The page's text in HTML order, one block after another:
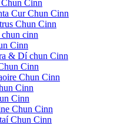
Cinn
Cur Chun Cinn
Chun Cinn
cinn
Cinn
& Dí chun Cinn
Cinn
Chun Cinn
Cinn
Cinn
Chun Cinn
Chun Cinn